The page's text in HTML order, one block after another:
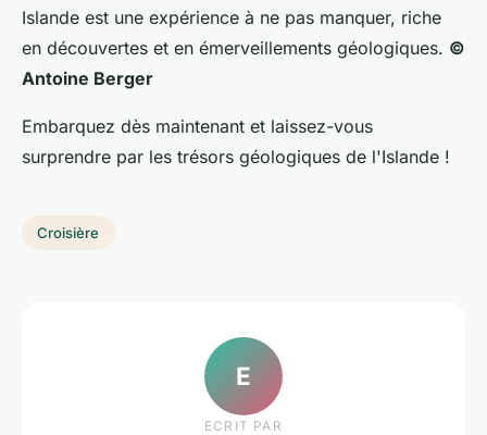
Islande est une expérience à ne pas manquer, riche
en découvertes et en émerveillements géologiques. ©
Antoine Berger
Embarquez dès maintenant et laissez-vous
surprendre par les trésors géologiques de l'Islande !
Croisière
E
ECRIT PAR